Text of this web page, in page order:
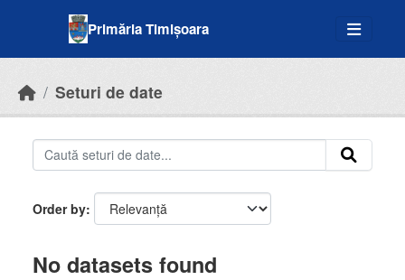
Primăria Timișoara
Seturi de date
Order by
No datasets found